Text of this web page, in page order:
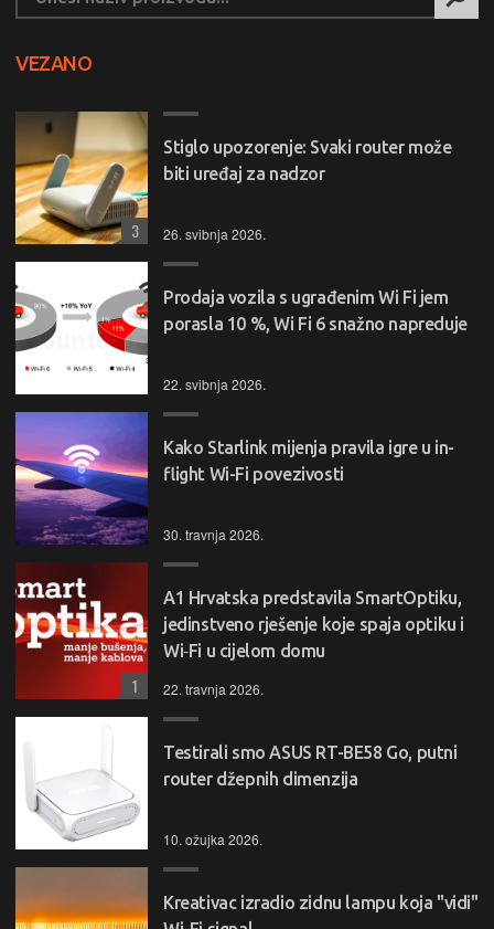
VEZANO
Stiglo upozorenje: Svaki router može
biti uređaj za nadzor
26. svibnja 2026.
3
Prodaja vozila s ugrađenim Wi Fi jem
porasla 10 %, Wi Fi 6 snažno napreduje
22. svibnja 2026.
Kako Starlink mijenja pravila igre u in-
flight Wi-Fi povezivosti
30. travnja 2026.
A1 Hrvatska predstavila SmartOptiku,
jedinstveno rješenje koje spaja optiku i
Wi‑Fi u cijelom domu
22. travnja 2026.
1
Testirali smo ASUS RT-BE58 Go, putni
router džepnih dimenzija
10. ožujka 2026.
Kreativac izradio zidnu lampu koja "vidi"